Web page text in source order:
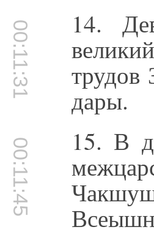
00:11:31 14.
трудов
дары.
00:11:45 15. В